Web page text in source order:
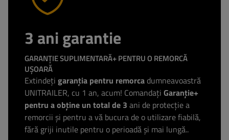
3 ani garantie
GARANȚIE SUPLIMENTARĂ+ PENTRU O REMORCĂ
UȘOARĂ
Extindeți garanția pentru remorcadumneavoastră
UNITRAILER, cu 1 an, acum! Comandați Garanție+
pentru a obține un total de 3 ani de protecție a
remorcii și pentru a vă bucura de o utilizare fiabilă,
fără griji inutile pentru o perioadă și mai lungă..